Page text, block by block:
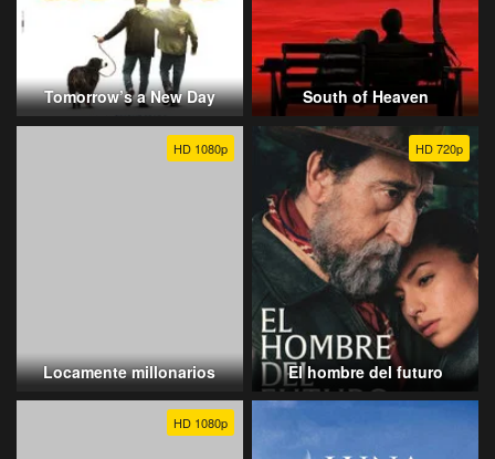
Tomorrow’s a New Day South of Heaven
HD 1080p
Locamente millonarios
HD 720p
El hombre del futuro
HD 1080p